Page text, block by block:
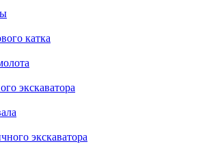
катка
экскаватора
экскаватора